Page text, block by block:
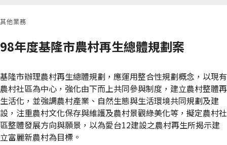
其他業務
98年度基隆市農村再生總體規劃案
基隆市辦理農村再生總體規劃，應運用整合性規劃概念，以現有
農村社區為中心，強化由下而上共同參與制度，建立農村整體再
生活化，並強調農村產業、自然生態與生活環境共同規劃及建
設，注重農村文化保存與維護及農村景觀綠美化等，擬定農村社
區整體發展方向與願景，以為愛台12建設之農村再生所揭示建
立富麗新農村為目標。